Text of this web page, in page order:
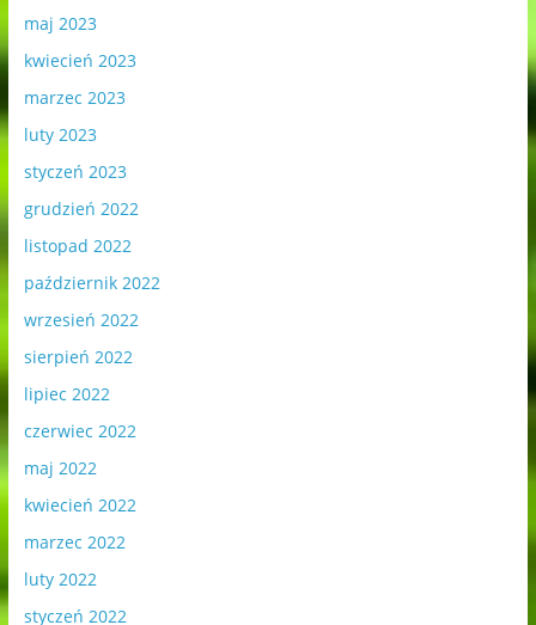
maj 2023
kwiecień 2023
marzec 2023
luty 2023
styczeń 2023
grudzień 2022
listopad 2022
październik 2022
wrzesień 2022
sierpień 2022
lipiec 2022
czerwiec 2022
maj 2022
kwiecień 2022
marzec 2022
luty 2022
styczeń 2022